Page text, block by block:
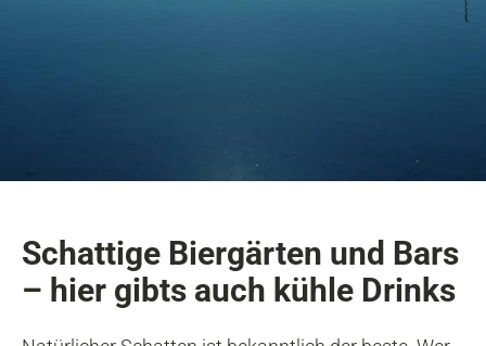
Schattige Biergärten und Bars
– hier gibts auch kühle Drinks